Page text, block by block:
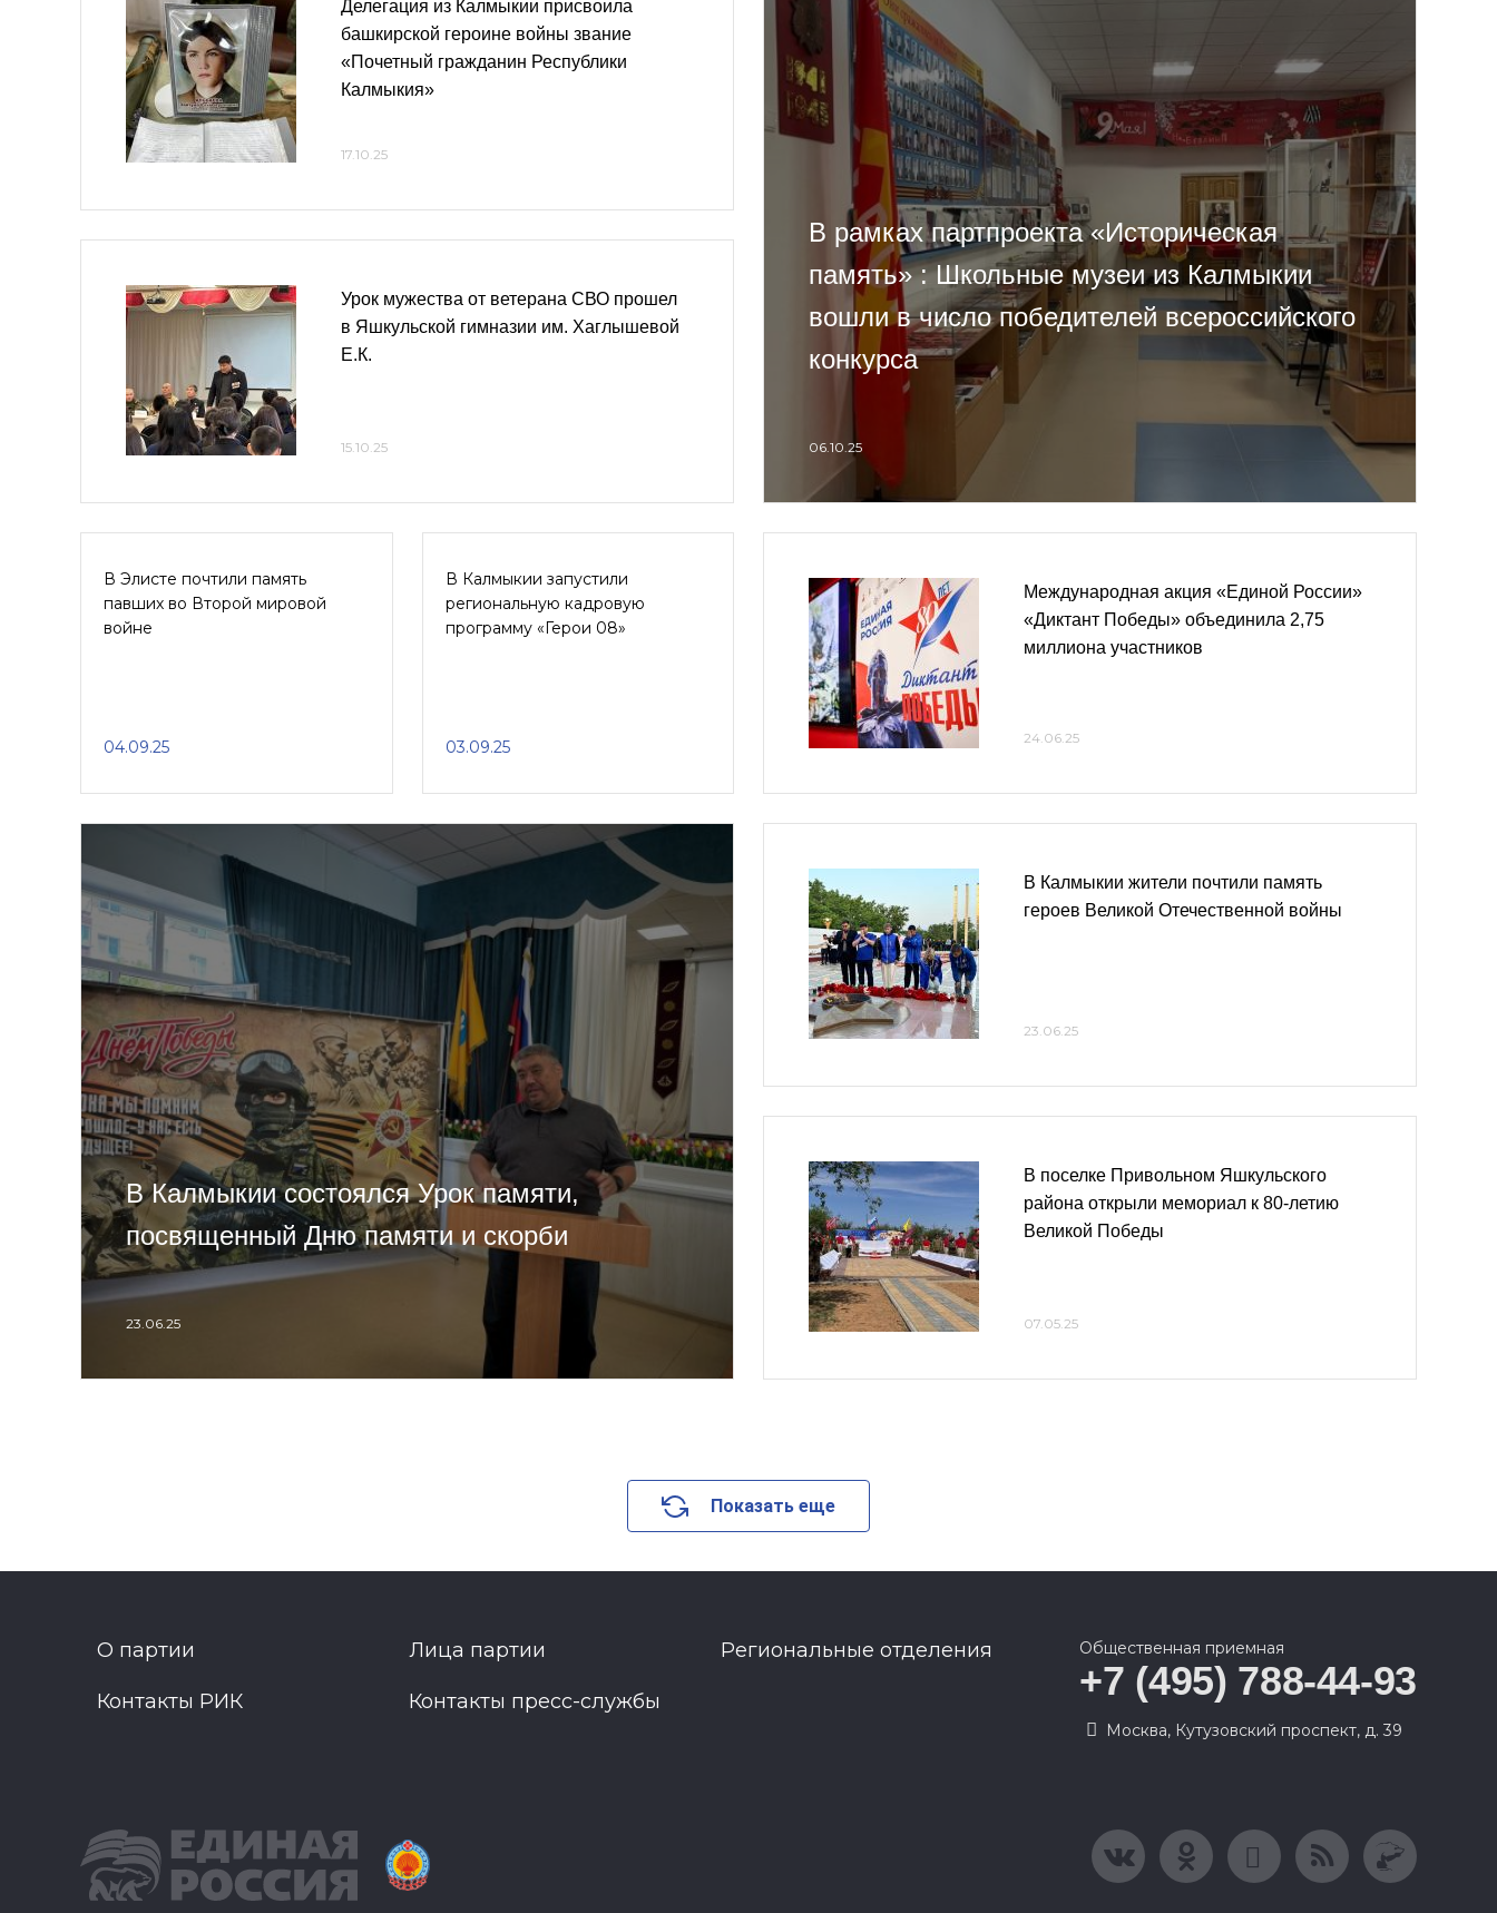
Делегация из Калмыкии присвоила
башкирской героине войны звание
«Почетный гражданин Республики
Калмыкия»
17.10.25
Урок мужества от ветерана СВО прошел
в Яшкульской гимназии им. Хаглышевой
Е.К.
15.10.25
В рамках партпроекта «Историческая
память» : Школьные музеи из Калмыкии
вошли в число победителей всероссийского
конкурса
06.10.25
В Элисте почтили память
павших во Второй мировой
войне
04.09.25
В Калмыкии запустили
региональную кадровую
программу «Герои 08»
03.09.25
Международная акция «Единой России»
«Диктант Победы» объединила 2,75
миллиона участников
24.06.25
В Калмыкии состоялся Урок памяти,
посвященный Дню памяти и скорби
23.06.25
В Калмыкии жители почтили память
героев Великой Отечественной войны
23.06.25
В поселке Привольном Яшкульского
района открыли мемориал к 80-летию
Великой Победы
07.05.25
Показать еще
О партии Лица партии Региональные отделения
Контакты РИК Контакты пресс-службы
Общественная приемная
+7 (495) 788-44-93
Москва, Кутузовский проспект, д. 39